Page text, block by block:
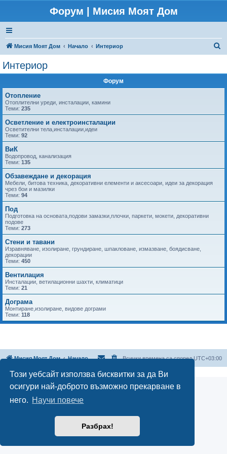
Този уебсайт използва бисквитки за да Ви
осигури най-доброто възможно прекарване в
него. Научи повече
Разбрах!
Форум | Мисия Моят Дом
Мисия Моят Дом Начало Интериор
Интериор
Форум
Отопление
Отоплителни уреди, инсталации, камини
Теми: 235
Осветление и електроинсталации
Осветителни тела,инсталации,идеи
Теми: 92
ВиК
Водопровод, канализация
Теми: 135
Обзавеждане и декорация
Мебели, битова техника, декоративни елементи и аксесоари, идеи за декорация
чрез бои и мазилки
Теми: 94
Под
Подготовка на основата,подови замазки,плочки, паркети, мокети, декоративни
подове
Теми: 273
Стени и тавани
Изравняване, изолиране, грундиране, шпакловане, измазване, боядисване,
декорации
Теми: 450
Вентилация
Инсталации, ветилационни шахти, климатици
Теми: 21
Дограма
Монтиране,изолиране, видове дограми
Теми: 118
Мисия Моят Дом Начало Всички времена са споредUTC+03:00